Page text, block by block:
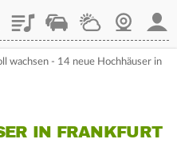
PlaylistStaupilotWetterWebcam
wachsen - 14 neue Hochhäuser in
IN FRANKFURT